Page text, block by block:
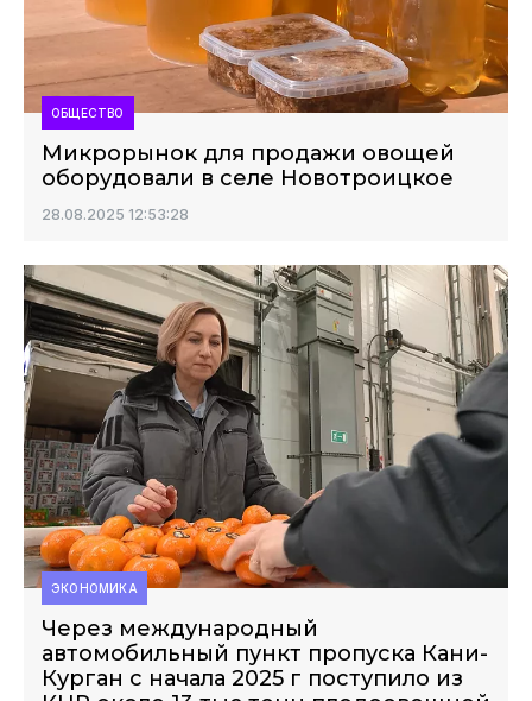
ОБЩЕСТВО
Микрорынок для продажи овощей
оборудовали в селе Новотроицкое
28.08.2025 12:53:28
ЭКОНОМИКА
Через международный
автомобильный пункт пропуска Кани-
Курган с начала 2025 г поступило из